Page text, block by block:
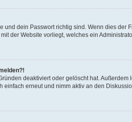
dein Passwort richtig sind. Wenn dies
der Website vorliegt, welches ein
deaktiviert oder gelöscht hat.
erneut und nimm aktiv an den